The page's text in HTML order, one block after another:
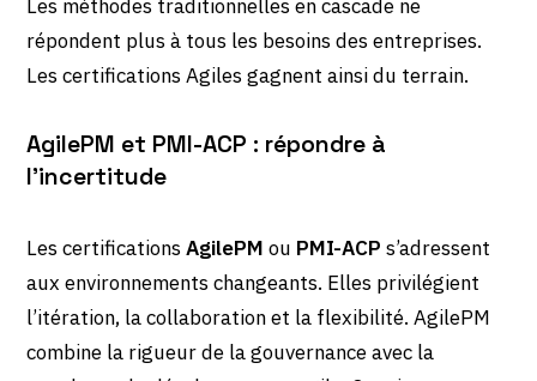
Les méthodes traditionnelles en cascade ne
répondent plus à tous les besoins des entreprises.
Les certifications Agiles gagnent ainsi du terrain.
AgilePM et PMI-ACP : répondre à
l’incertitude
Les certificationsAgilePM ou PMI-ACP s’adressent
aux environnements changeants. Elles privilégient
l’itération, la collaboration et la flexibilité. AgilePM
combine la rigueur de la gouvernance avec la